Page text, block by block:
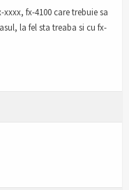
fx-4100 care trebuie sa
la fel sta treaba si cu fx-